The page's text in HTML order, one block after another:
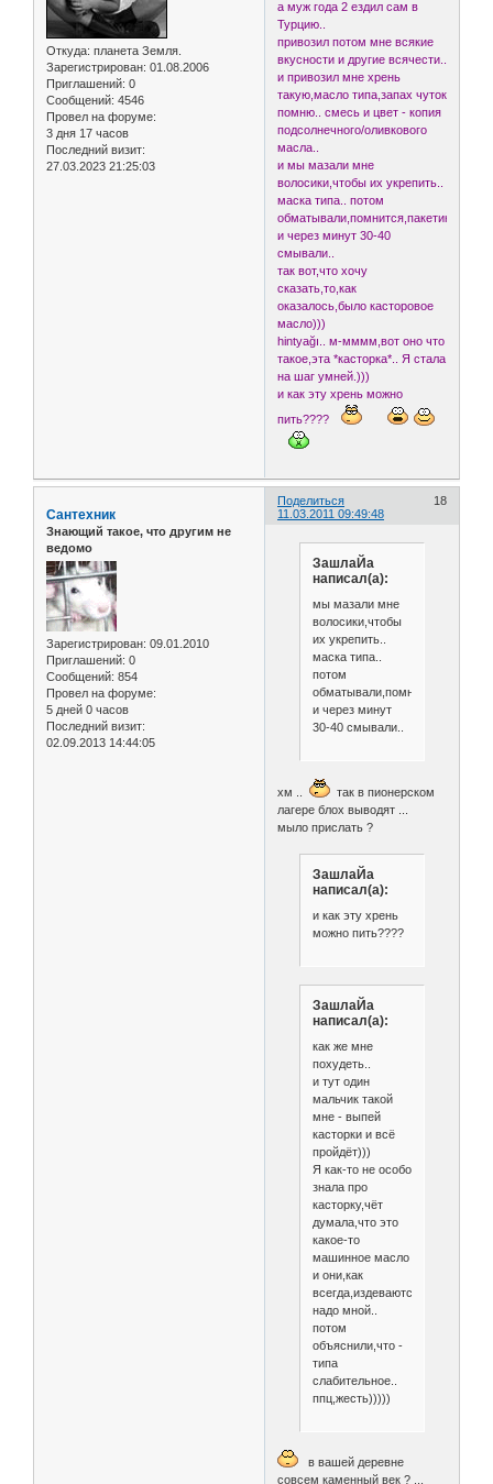
Откуда: планета Земля.
Зарегистрирован: 01.08.2006
Приглашений: 0
Сообщений: 4546
Провел на форуме:
3 дня 17 часов
Последний визит:
27.03.2023 21:25:03
а муж года 2 ездил сам в
Турцию..
привозил потом мне всякие
вкусности и другие всячести..
и привозил мне хрень
такую,масло типа,запах чуток
помню.. смесь и цвет - копия
подсолнечного/оливкового
масла..
и мы мазали мне
волосики,чтобы их укрепить..
маска типа.. потом
обматывали,помнится,пакетиком
и через минут 30-40
смывали..
так вот,что хочу
сказать,то,как
оказалось,было касторовое
масло)))
hintyağı.. м-мммм,вот оно что
такое,эта *касторка*.. Я стала
на шаг умней.)))
и как эту хрень можно
пить????
Поделиться
18
11.03.2011 09:49:48
Сантехник
Знающий такое, что другим не
ведомо
Зарегистрирован: 09.01.2010
Приглашений: 0
Сообщений: 854
Провел на форуме:
5 дней 0 часов
Последний визит:
02.09.2013 14:44:05
ЗашлаЙа
написал(а):
мы мазали мне
волосики,чтобы
их укрепить..
маска типа..
потом
и через минут
30-40 смывали..
хм ..
так в пионерском
лагере блох выводят ...
мыло прислать ?
ЗашлаЙа
написал(а):
и как эту хрень
можно пить????
ЗашлаЙа
написал(а):
как же мне
похудеть..
и тут один
мальчик такой
мне - выпей
касторки и всё
пройдёт)))
Я как-то не особо
знала про
касторку,чёт
думала,что это
какое-то
машинное масло
и они,как
всегда,издеваются
надо мной..
потом
объяснили,что -
типа
слабительное..
ппц,жесть)))))
в вашей деревне
совсем каменный век ? ...